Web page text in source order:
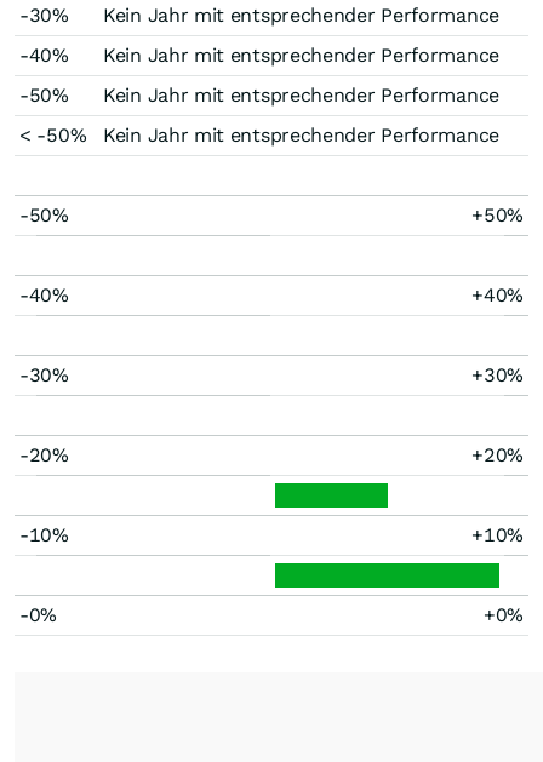
-30%
Kein Jahr mit entsprechender Performance
-40%
Kein Jahr mit entsprechender Performance
-50%
Kein Jahr mit entsprechender Performance
< -50%
Kein Jahr mit entsprechender Performance
-50% +50%
-40% +40%
-30% +30%
-20% +20%
-10% +10%
-0% +0%